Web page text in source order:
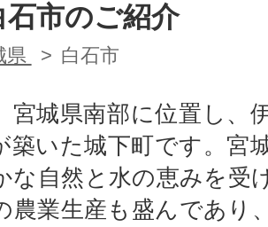
石市のご紹介
県 白石市
宮城県南部に位置し、
築いた城下町です。宮
な自然と水の恵みを受
農業生産も盛んであり